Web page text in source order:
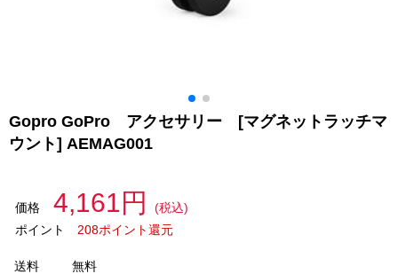
Gopro GoPro アクセサリー [マグネットラッチマ
ウント] AEMAG001
価格 4,161円
(税込)
ポイント
208ポイント還元
送料
無料